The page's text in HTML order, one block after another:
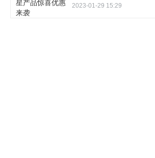
2023-01-29 15:29